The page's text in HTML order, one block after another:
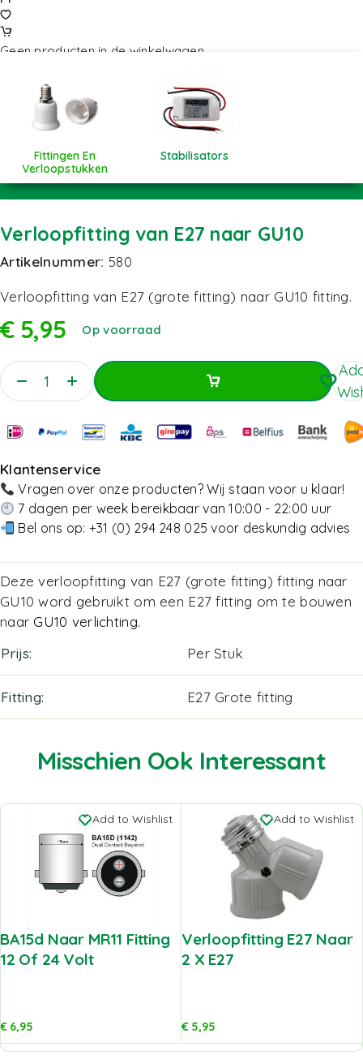
Geen producten in de winkelwagen.
Fittingen En
Verloopstukken
Stabilisators
Verloopfitting van E27 naar GU10
Artikelnummer:580
Verloopfitting van E27 (grote fitting) naar GU10 fitting.
€5,95 Op voorraad
Toevoegen Aan Winkelwagen
Klantenservice
Vragen over onze producten? Wij staan voor u klaar!
7 dagen per week bereikbaar van 10:00 - 22:00 uur
Bel ons op: +31 (0) 294 248 025 voor deskundig advies
Deze verloopfitting van E27 (grote fitting) fitting naar
GU10 word gebruikt om een E27 fitting om te bouwen
naar GU10 verlichting.
Prijs
Per Stuk
Fitting E27 Grote fitting
Misschien Ook Interessant
Add to Wishlist
BA15d Naar MR11 Fitting
12 Of 24 Volt
€6,95
Add to Wishlist
Verloopfitting E27 Naar
2 X E27
€5,95